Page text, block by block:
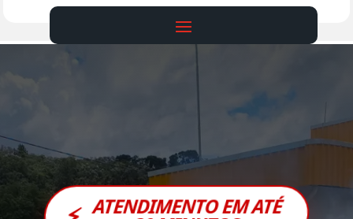
ATENDIMENTO EM ATÉ